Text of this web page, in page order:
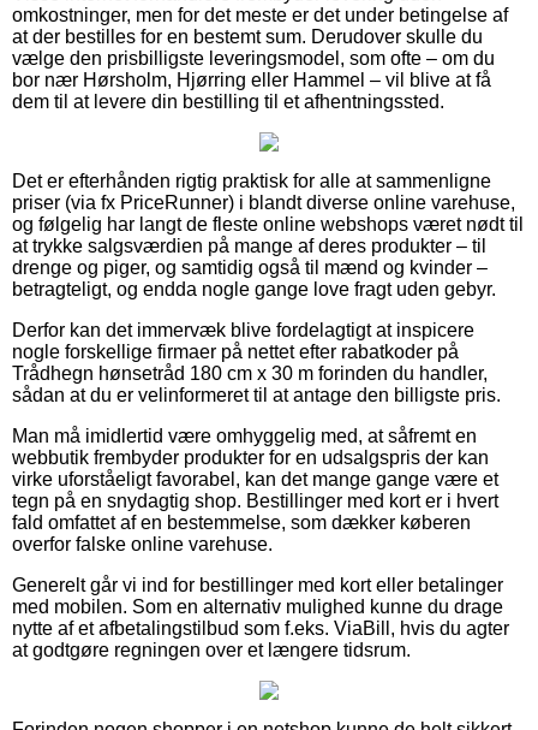
omkostninger, men for det meste er det under betingelse af
at der bestilles for en bestemt sum. Derudover skulle du
vælge den prisbilligste leveringsmodel, som ofte – om du
bor nær Hørsholm, Hjørring eller Hammel – vil blive at få
dem til at levere din bestilling til et afhentningssted.
Det er efterhånden rigtig praktisk for alle at sammenligne
priser (via fx PriceRunner) i blandt diverse online varehuse,
og følgelig har langt de fleste online webshops været nødt til
at trykke salgsværdien på mange af deres produkter – til
drenge og piger, og samtidig også til mænd og kvinder –
betragteligt, og endda nogle gange love fragt uden gebyr.
Derfor kan det immervæk blive fordelagtigt at inspicere
nogle forskellige firmaer på nettet efter rabatkoder på
Trådhegn hønsetråd 180 cm x 30 m forinden du handler,
sådan at du er velinformeret til at antage den billigste pris.
Man må imidlertid være omhyggelig med, at såfremt en
webbutik frembyder produkter for en udsalgspris der kan
virke uforståeligt favorabel, kan det mange gange være et
tegn på en snydagtig shop. Bestillinger med kort er i hvert
fald omfattet af en bestemmelse, som dækker køberen
overfor falske online varehuse.
Generelt går vi ind for bestillinger med kort eller betalinger
med mobilen. Som en alternativ mulighed kunne du drage
nytte af et afbetalingstilbud som f.eks. ViaBill, hvis du agter
at godtgøre regningen over et længere tidsrum.